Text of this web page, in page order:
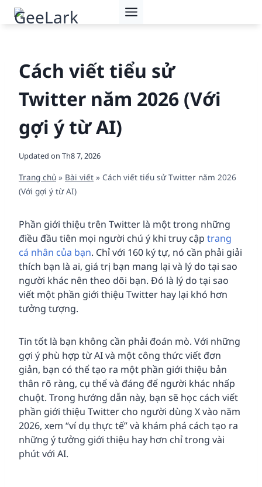
Skip
Cách viết tiểu sử
Twitter năm 2026 (Với
gợi ý từ AI)
Updated on Th8 7, 2026
Trang chủ » Bài viết » Cách viết tiểu sử Twitter năm 2026
(Với gợi ý từ AI)
Phần giới thiệu trên Twitter là một trong những
điều đầu tiên mọi người chú ý khi truy cập trang
cá nhân của bạn. Chỉ với 160 ký tự, nó cần phải giải
thích bạn là ai, giá trị bạn mang lại và lý do tại sao
người khác nên theo dõi bạn. Đó là lý do tại sao
viết một phần giới thiệu Twitter hay lại khó hơn
tưởng tượng.
Tin tốt là bạn không cần phải đoán mò. Với những
gợi ý phù hợp từ AI và một công thức viết đơn
giản, bạn có thể tạo ra một phần giới thiệu bản
thân rõ ràng, cụ thể và đáng để người khác nhấp
chuột. Trong hướng dẫn này, bạn sẽ học cách viết
phần giới thiệu Twitter cho người dùng X vào năm
2026, xem “ví dụ thực tế” và khám phá cách tạo ra
những ý tưởng giới thiệu hay hơn chỉ trong vài
phút với AI.